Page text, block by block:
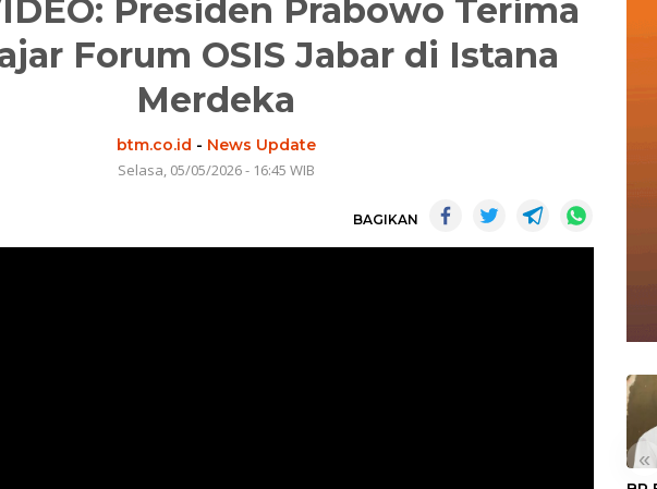
Presiden Prabowo Terima
Forum OSIS Jabar di Istana
Merdeka
btm.co.id - News Update
Selasa, 05/05/2026 - 16:45 WIB
BAGIKAN
«